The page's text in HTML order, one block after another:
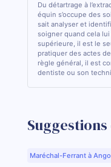
Du détartrage à
équin s’occupe des
sait analyser et
soigner quand cela
supérieure, il est le
pratiquer des actes
règle général, il est
dentiste ou son
Maréchal-Ferrant à